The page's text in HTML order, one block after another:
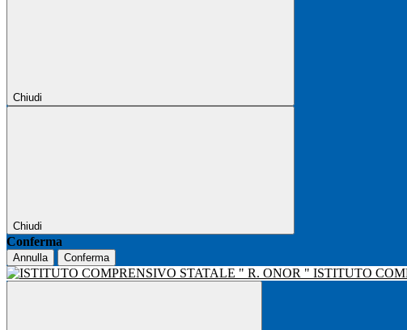
Chiudi
Chiudi
Conferma
Annulla Conferma
ISTITUTO